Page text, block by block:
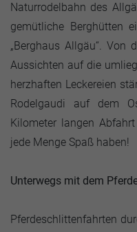
Naturrodelbahn des
gemütliche Berghütten
„Berghaus Allgäu“.
Aussichten auf die
herzhaften Leckereien
Rodelgaudi auf dem
Kilometer langen
jede Menge Spaß haben!
Unterwegs mit dem
Pferdeschlittenfahrten